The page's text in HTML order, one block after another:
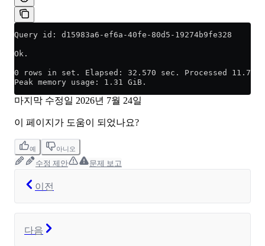
Query id: d15983a6-ef6a-40fe-80d5-19274b9fe328
Ok.
0 rows in set. Elapsed: 32.570 sec. Processed 11.74
Peak memory usage: 1.31 GiB.
마지막 수정일 2026년 7월 24일
이 페이지가 도움이 되었나요?
예 아니오
수정 제안 문제 보고
이전
다음